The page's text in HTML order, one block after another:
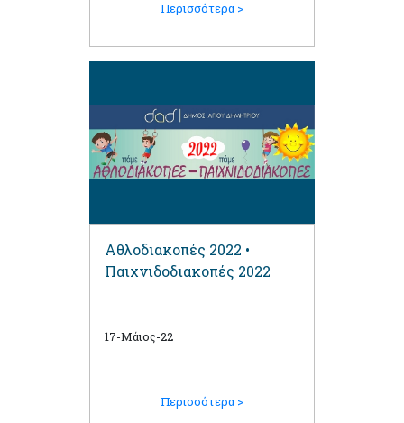
Περισσότερα >
Αθλοδιακοπές 2022 •
Παιχνιδοδιακοπές 2022
17-Μάιος-22
Περισσότερα >